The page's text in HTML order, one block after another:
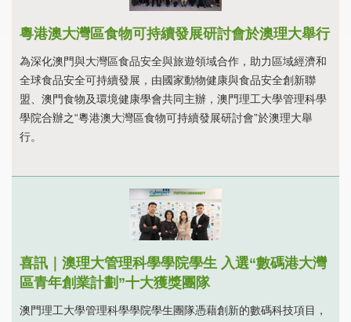
粵港澳大灣區食物可持續發展研討會於澳理大舉行
為深化澳門與大灣區食品安全與旅遊領域合作，助力區域經濟和
全球食品安全可持續發展，由國家動物健康與食品安全創新聯
盟、澳門食物及環境健康學會共同主辦，澳門理工大學管理科學
學院合辦之“粵港澳大灣區食物可持續發展研討會”於澳理大舉
行。
喜訊｜澳理大管理科學學院學生 入選“數碼港大灣
區青年創業計劃”十大獲獎團隊
澳門理工大學管理科學學院學生團隊憑藉創新的數碼科技項目，